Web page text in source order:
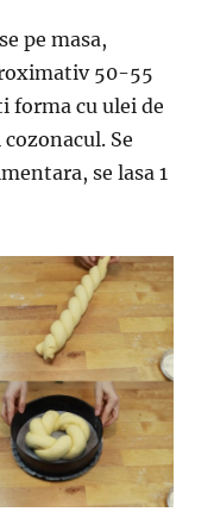
pe masa,
50-55
forma cu ulei de
Se
se lasa 1